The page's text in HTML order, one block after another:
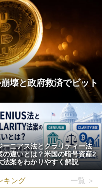
壊と政府救済でビット
ーニアス法とクラリティー法
の違いとは？米国の暗号資産2
法案をわかりやすく解説
キング 一覧 ＞